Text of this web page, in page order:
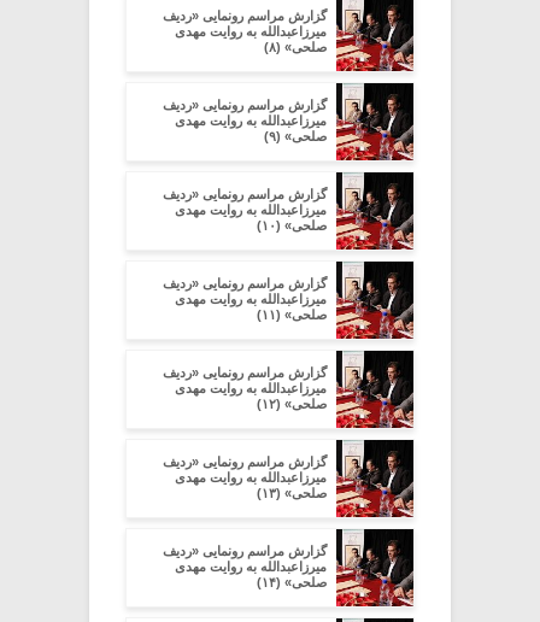
گزارش مراسم رونمایی «ردیف
میرزاعبدالله به روایت مهدی
صلحی» (۸)
گزارش مراسم رونمایی «ردیف
میرزاعبدالله به روایت مهدی
صلحی» (۹)
گزارش مراسم رونمایی «ردیف
میرزاعبدالله به روایت مهدی
صلحی» (۱۰)
گزارش مراسم رونمایی «ردیف
میرزاعبدالله به روایت مهدی
صلحی» (۱۱)
گزارش مراسم رونمایی «ردیف
میرزاعبدالله به روایت مهدی
صلحی» (۱۲)
گزارش مراسم رونمایی «ردیف
میرزاعبدالله به روایت مهدی
صلحی» (۱۳)
گزارش مراسم رونمایی «ردیف
میرزاعبدالله به روایت مهدی
صلحی» (۱۴)